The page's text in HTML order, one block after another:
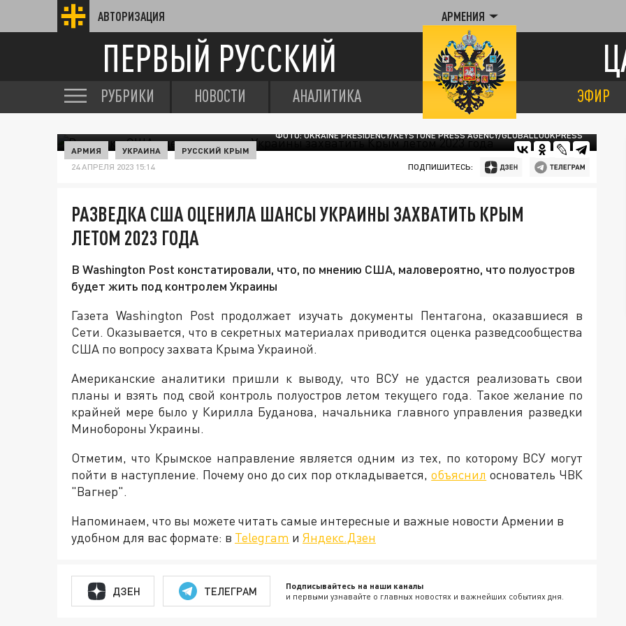
АВТОРИЗАЦИЯ АРМЕНИЯ
ПЕРВЫЙ РУССКИЙ
РУБРИКИ НОВОСТИ АНАЛИТИКА ЭФИР
ФОТО: UKRAINE PRESIDENCY/KEYSTONE PRESS AGENCY/GLOBALLOOKPRESS
АРМИЯ УКРАИНА РУССКИЙ КРЫМ
24 АПРЕЛЯ 2023 15:14 ПОДПИШИТЕСЬ:
РАЗВЕДКА США ОЦЕНИЛА ШАНСЫ УКРАИНЫ ЗАХВАТИТЬ КРЫМ
ЛЕТОМ 2023 ГОДА
В Washington Post констатировали, что, по мнению США, маловероятно, что полуостров
будет жить под контролем Украины
Газета Washington Post продолжает изучать документы Пентагона, оказавшиеся в
Сети. Оказывается, что в секретных материалах приводится оценка разведсообщества
США по вопросу захвата Крыма Украиной.
Американские аналитики пришли к выводу, что ВСУ не удастся реализовать свои
планы и взять под свой контроль полуостров летом текущего года. Такое желание по
крайней мере было у Кирилла Буданова, начальника главного управления разведки
Минобороны Украины.
Отметим, что Крымское направление является одним из тех, по которому ВСУ могут
пойти в наступление. Почему оно до сих пор откладывается,объяснил основатель ЧВК
"Вагнер".
Напоминаем, что вы можете читать самые интересные и важные новости Армении в
удобном для вас формате: в Telegram и Яндекс.Дзен
ДЗЕН ТЕЛЕГРАМ Подписывайтесь на наши каналы
и первыми узнавайте о главных новостях и важнейших событиях дня.